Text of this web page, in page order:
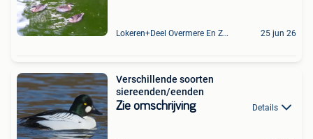
Lokeren+Deel Overmere En Zele 25 jun 26
Verschillende soorten
siereenden/eenden
Zie omschrijving Details